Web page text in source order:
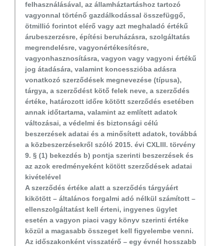
felhasználásával, az államháztartáshoz tartozó
vagyonnal történő gazdálkodással összefüggő,
ötmillió forintot elérő vagy azt meghaladó értékű
árubeszerzésre, építési beruházásra, szolgáltatás
megrendelésre, vagyonértékesítésre,
vagyonhasznosításra, vagyon vagy vagyoni értékű
jog átadására, valamint koncesszióba adásra
vonatkozó szerződések megnevezése (típusa),
tárgya, a szerződést kötő felek neve, a szerződés
értéke, határozott időre kötött szerződés esetében
annak időtartama, valamint az említett adatok
változásai, a védelmi és biztonsági célú
beszerzések adatai és a minősített adatok, továbbá
a közbeszerzésekről szóló 2015. évi CXLIII. törvény
9. § (1) bekezdés b) pontja szerinti beszerzések és
az azok eredményeként kötött szerződések adatai
kivételével
A szerződés értéke alatt a szerződés tárgyáért
kikötött – általános forgalmi adó nélkül számított –
ellenszolgáltatást kell érteni, ingyenes ügylet
esetén a vagyon piaci vagy könyv szerinti értéke
közül a magasabb összeget kell figyelembe venni.
Az időszakonként visszatérő – egy évnél hosszabb